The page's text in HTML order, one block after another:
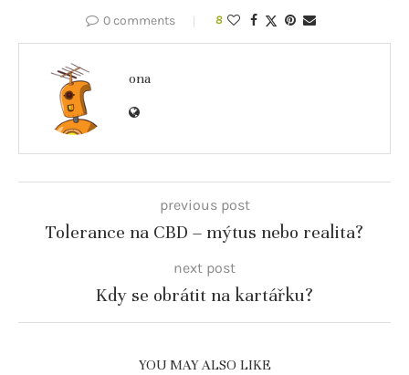
0 comments 8
ona
previous post
Tolerance na CBD – mýtus nebo realita?
next post
Kdy se obrátit na kartářku?
YOU MAY ALSO LIKE